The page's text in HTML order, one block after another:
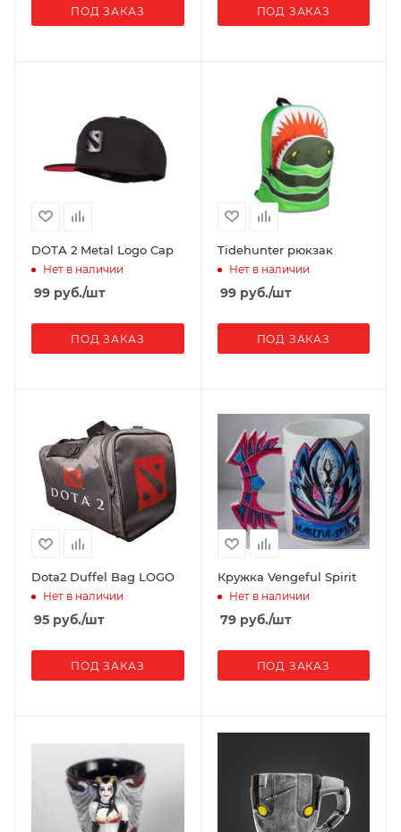
ПОД ЗАКАЗ ПОД ЗАКАЗ
DOTA 2 Metal Logo Cap
Нет в наличии
99 руб./шт
ПОД ЗАКАЗ
Tidehunter рюкзак
Нет в наличии
99руб./шт
ПОД ЗАКАЗ
Dota2 Duffel Bag LOGO
Нет в наличии
95 руб./шт
ПОД ЗАКАЗ
Кружка Vengeful Spirit
Нет в наличии
79руб./шт
ПОД ЗАКАЗ